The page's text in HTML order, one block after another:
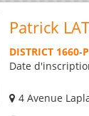
Patrick
DISTRICT 1660-
Date
4 Avenue